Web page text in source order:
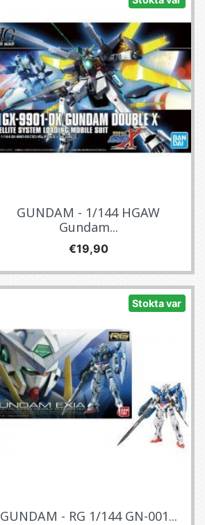
GUNDAM - 1/144 HGAW
Gundam...
Fiyat
€19,90
Stokta var
GUNDAM - RG 1/144 GN-001...